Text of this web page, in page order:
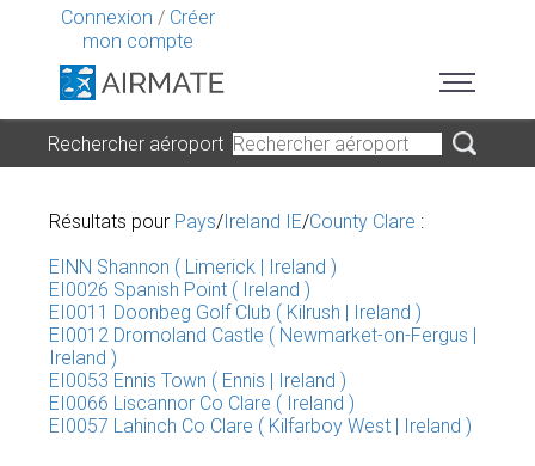
Connexion / Créer
mon compte
Rechercher aéroport
Résultats pour Pays/Ireland IE/County Clare :
EINN Shannon ( Limerick | Ireland )
EI0026 Spanish Point ( Ireland )
EI0011 Doonbeg Golf Club ( Kilrush | Ireland )
EI0012 Dromoland Castle ( Newmarket-on-Fergus |
Ireland )
EI0053 Ennis Town ( Ennis | Ireland )
EI0066 Liscannor Co Clare ( Ireland )
EI0057 Lahinch Co Clare ( Kilfarboy West | Ireland )